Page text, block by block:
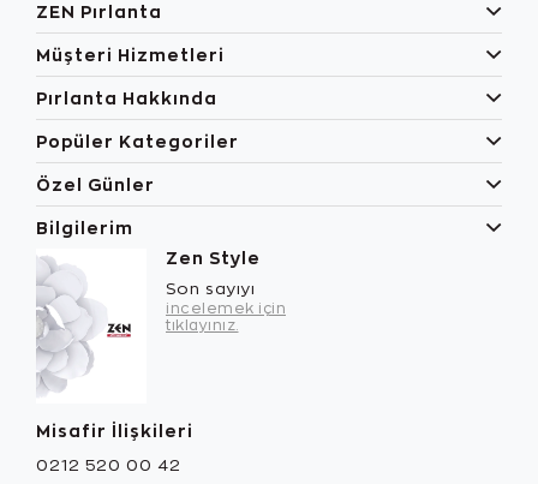
ZEN Pırlanta
Müşteri Hizmetleri
Pırlanta Hakkında
Popüler Kategoriler
Özel Günler
Bilgilerim
Zen Style
Son sayıyı
incelemek için
tıklayınız.
Misafir İlişkileri
0212 520 00 42